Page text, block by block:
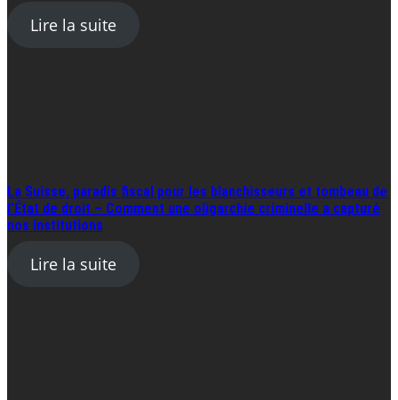
Lire la suite
La Suisse, paradis fiscal pour les blanchisseurs et tombeau de
l’État de droit – Comment une oligarchie criminelle a capturé
nos institutions
Lire la suite